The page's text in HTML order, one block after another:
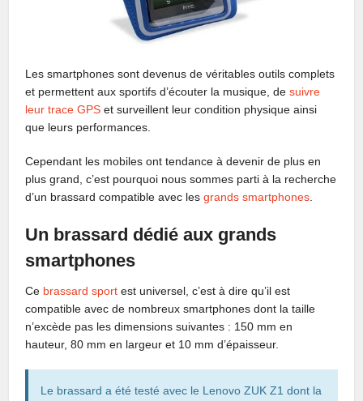
Les smartphones sont devenus de véritables outils complets
et permettent aux sportifs d’écouter la musique, desuivre
leur trace GPS et surveillent leur condition physique ainsi
que leurs performances.
Cependant les mobiles ont tendance à devenir de plus en
plus grand, c’est pourquoi nous sommes parti à la recherche
d’un brassard compatible avec lesgrands smartphones.
Un brassard dédié aux grands
smartphones
Ce brassard sport est universel, c’est à dire qu’il est
compatible avec de nombreux smartphones dont la taille
n’excède pas les dimensions suivantes : 150 mm en
hauteur, 80 mm en largeur et 10 mm d’épaisseur.
Le brassard a été testé avec le Lenovo ZUK Z1 dont la